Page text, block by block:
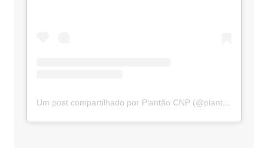
Um post compartilhado por Plantão CNP (@plantaocnp)